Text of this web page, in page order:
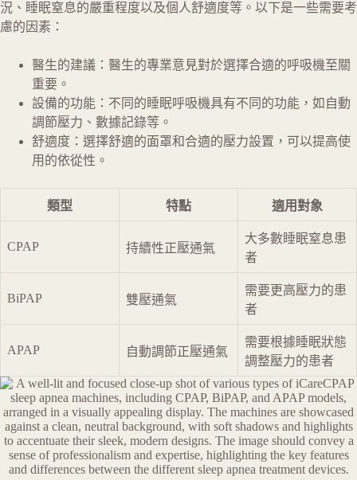
況、睡眠窒息的嚴重程度以及個人舒適度等。以下是一些需要考
慮的因素：
醫生的建議：醫生的專業意見對於選擇合適的呼吸機至關
重要。
設備的功能：不同的睡眠呼吸機具有不同的功能，如自動
調節壓力、數據記錄等。
舒適度：選擇舒適的面罩和合適的壓力設置，可以提高使
用的依從性。
類型 特點 適用對象
CPAP 持續性正壓通氣
大多數睡眠窒息患
者
BiPAP 雙壓通氣
需要更高壓力的患
者
APAP 自動調節正壓通氣
需要根據睡眠狀態
調整壓力的患者